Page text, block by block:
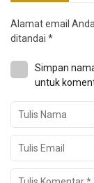
Alamat email
ditandai *
Simpan
untuk